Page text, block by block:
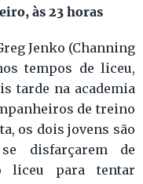
às 23 horas
Jenko (Channing
tempos de liceu,
tarde na academia
de treino
os dois jovens são
disfarçarem de
liceu para tentar